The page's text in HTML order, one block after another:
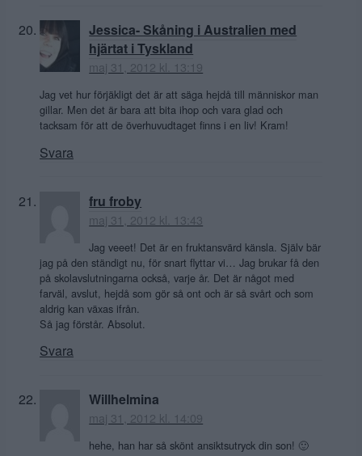
Jessica- Skåning i Australien med
hjärtat i Tyskland
maj 31, 2012 kl. 13:19
Jag vet hur förjäkligt det är att säga hejdå till människor man
gillar. Men det är bara att bita ihop och vara glad och
tacksam för att de överhuvudtaget finns i en liv! Kram!
Svara
fru froby
maj 31, 2012 kl. 13:43
Jag veeet! Det är en fruktansvärd känsla. Själv bär
jag på den ständigt nu, för snart flyttar vi… Jag brukar få den
på skolavslutningarna också, varje år. Det är något med
farväl, avslut, hejdå som gör så ont och är så svårt och som
aldrig kan växas ifrån.
Så jag förstår. Absolut.
Svara
Willhelmina
maj 31, 2012 kl. 14:09
hehe, han har så skönt ansiktsutryck din son! 🙂